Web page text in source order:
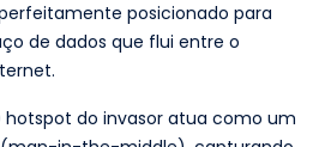
posicionado para
de dados que flui entre o
hotspot do invasor atua como um